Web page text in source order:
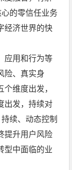
心的零信任业务
经济世界的快
应用和行为等
险、真实身
维度出发，
出发，持续对
续、动态控制
提升用户风险
型中面临的业